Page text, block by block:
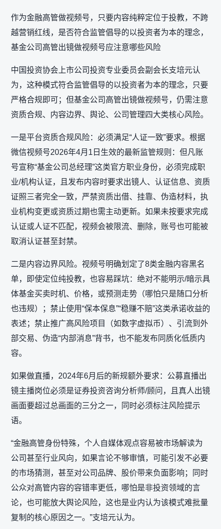
作为金融高管做视频号，只要内容纯粹定位于投教，不跨
越营销红线，是否符合监管倡导的以投资者为本的理念，
基金公司高管出镜做视频号应注意哪些风险
中国投资协会上市公司投资专业委员会副会长支培元认
为，这种模式符合监管倡导的‌以投资者为本‌的理念，只要
严格合规即可；但基金公司高管出镜做视频号，仍需注意‌
资质合规、内容边界、舆论、公司管理‌四大类核心风险。
一是平台资质合规风险：必须满足“人证一致”要求。根据
微信视频号2026年4月1日生效的最新监管规则：但凡账
号宣称“基金公司总经理”这类官方职业身份，必须完成‌职
业/机构认证‌，且发布内容时要求‌出镜人、认证信息、资质
证照三者完全一致‌，严禁资质出借、挂靠、伪造材料，执
业机构变更或资质过期也需主动更新。如果未按要求完成
认证或人证不匹配，视频会被限流、删除，账号也可能被
取消认证甚至封禁。
二是内容边界风险。视频号明确划定了8类金融内容黑名
单，即使定位纯投教，也容易踩坑：绝对不能‌明示/暗示具
体基金买卖时机、价格，或预测走势‌（哪怕只是随口分析
也违规）；禁止使用“保本保息”“稳赚不赔”这类承诺收益的
表述；禁止推广高风险项目（如数字虚拟币）、引流到外
部交易、伪造“内部消息”背书，也不能发布同质化低质内
容。
如果做直播，2024年6月后的新规额外要求：公募直播出
镜主播岗位必须是证券投资咨询分析师/顾问，且真人出镜
画面要超过总画面的三分之一，同时必须标注风险提示
语。
“金融高管身份特殊，个人自媒体观点容易被市场解读为
公司甚至行业风向，如果言论不够审慎，可能引发不必要
的市场猜测，甚至对公司品牌、股价带来负面影响；同时
公众对高管内容的容错率更低，哪怕是非投资领域的言
论，也可能放大舆论风险，这也是业内认为该模式难批量
复制的核心原因之一。”支培元认为。